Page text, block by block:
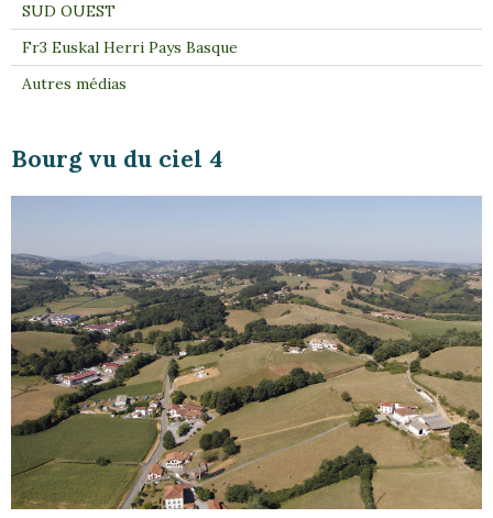
Bourg vu du ciel 4
SUD OUEST
Fr3 Euskal Herri Pays Basque
Autres médias